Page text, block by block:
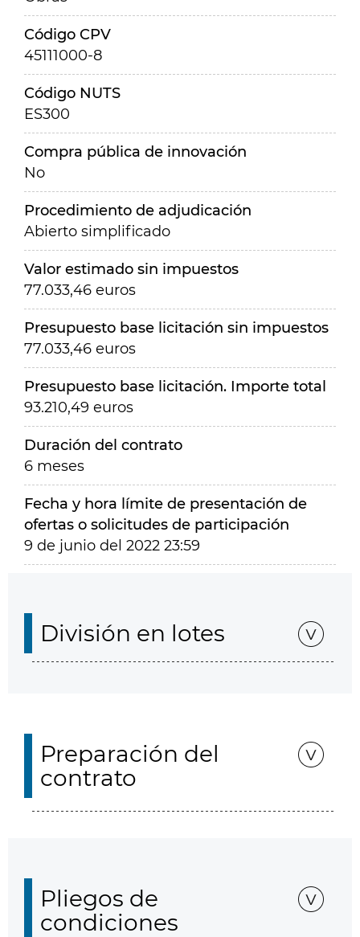
Código CPV
45111000-8
Código NUTS
ES300
Compra pública de innovación
No
Procedimiento de adjudicación
Abierto simplificado
Valor estimado sin impuestos
77.033,46 euros
Presupuesto base licitación sin impuestos
77.033,46 euros
Presupuesto base licitación. Importe total
93.210,49 euros
Duración del contrato
6 meses
Fecha y hora límite de presentación de
ofertas o solicitudes de participación
9 de junio del 2022 23:59
División en lotes
Preparación del
contrato
Pliegos de
condiciones